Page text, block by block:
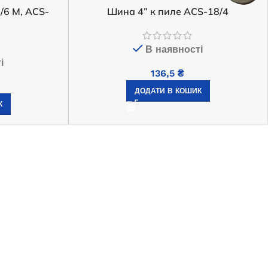
M, ACS-
Шина 4” к пиле ACS-18/4
В наявності
136,5₴
ДОДАТИ В КОШИК